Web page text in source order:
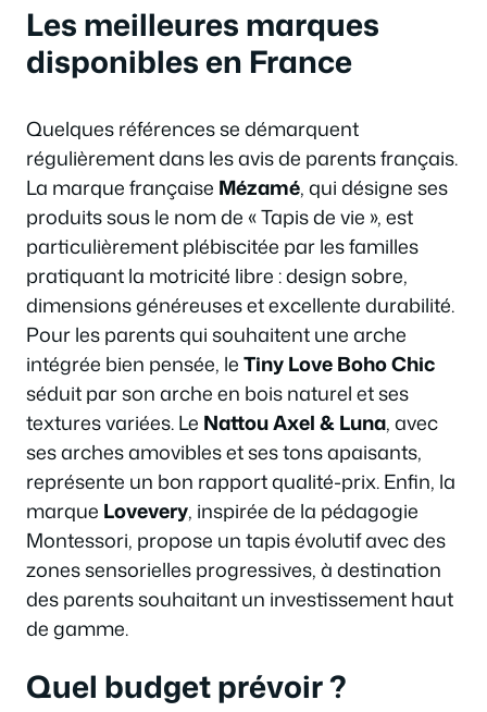
Les meilleures marques
disponibles en France
Quelques références se démarquent
régulièrement dans les avis de parents français.
La marque française Mézamé, qui désigne ses
produits sous le nom de « Tapis de vie », est
particulièrement plébiscitée par les familles
pratiquant la motricité libre : design sobre,
dimensions généreuses et excellente durabilité.
Pour les parents qui souhaitent une arche
intégrée bien pensée, leTiny Love Boho Chic
séduit par son arche en bois naturel et ses
textures variées. Le Nattou Axel & Luna, avec
ses arches amovibles et ses tons apaisants,
représente un bon rapport qualité-prix. Enfin, la
marque Lovevery, inspirée de la pédagogie
Montessori, propose un tapis évolutif avec des
zones sensorielles progressives, à destination
des parents souhaitant un investissement haut
de gamme.
Quel budget prévoir ?